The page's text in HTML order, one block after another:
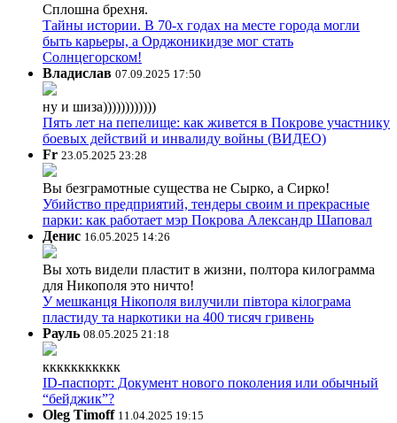
Сплошна брехня.
Тайны истории. В 70-х годах на месте города могли
быть карьеры, а Орджоникидзе мог стать
Солнцегорском!
Владислав 07.09.2025 17:50
ну и шиза))))))))))))
Пять лет на пепелище: как живется в Покрове участнику
боевых действий и инвалиду войны (ВИДЕО)
Fr 23.05.2025 23:28
Вы безграмотные существа не Сырко, а Сирко!
Убийство предприятий, тендеры своим и прекрасные
парки: как работает мэр Покрова Александр Шаповал
Денис 16.05.2025 14:26
Вы хоть видели пластит в жизни, полтора килограмма
для Никополя это ничто!
У мешканця Нікополя вилучили півтора кілограма
пластиду та наркотики на 400 тисяч гривень
Рауль 08.05.2025 21:18
ккккккккккк
ID-паспорт: Документ нового поколения или обычный
“бейджик”?
Oleg Timoff 11.04.2025 19:15